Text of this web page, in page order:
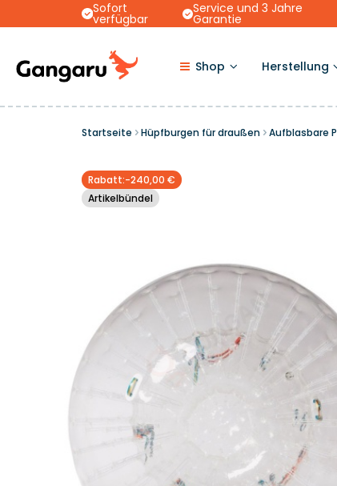
Sofort
verfügbar
Service und 3 Jahre
Garantie
Shop Herstellung
Startseite Hüpfburgen für draußen Aufblasbare
Rabatt:-240,00 €
Artikelbündel